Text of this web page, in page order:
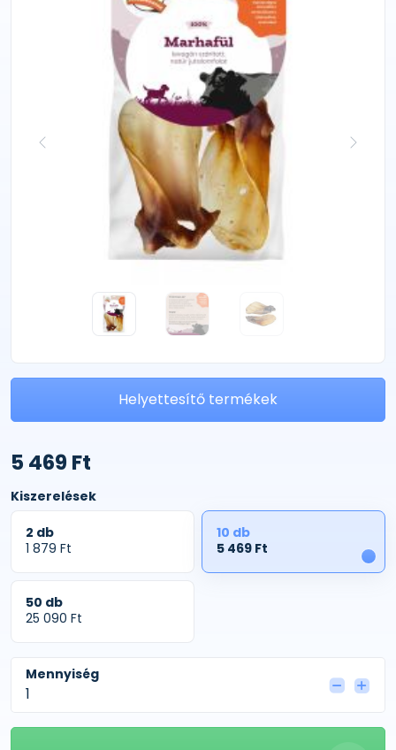
Helyettesítő termékek
5 469 Ft
Kiszerelések
2 db
1 879 Ft
1
10 db
5 469 Ft
50 db
25 090 Ft
Mennyiség